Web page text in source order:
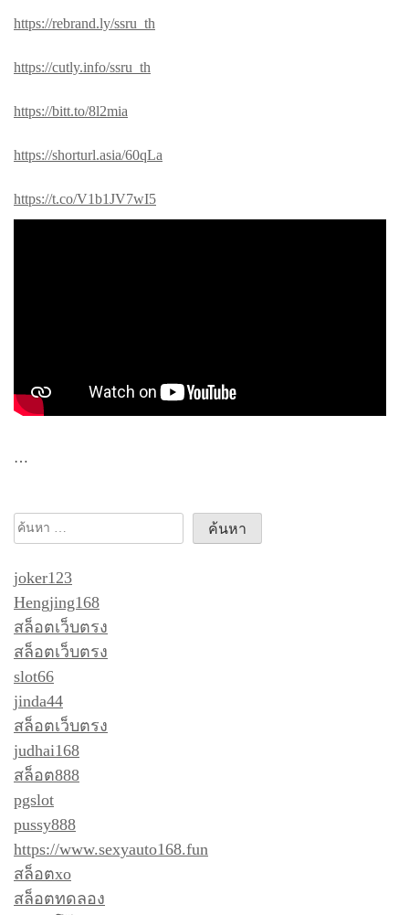
https://rebrand.ly/ssru_th
https://cutly.info/ssru_th
https://bitt.to/8l2mia
https://shorturl.asia/60qLa
https://t.co/V1b1JV7wI5
…
ค้นหา
joker123
Hengjing168
สล็อตเว็บตรง
สล็อตเว็บตรง
slot66
jinda44
สล็อตเว็บตรง
judhai168
สล็อต888
pgslot
pussy888
https://www.sexyauto168.fun
สล็อตxo
สล็อตทดลอง